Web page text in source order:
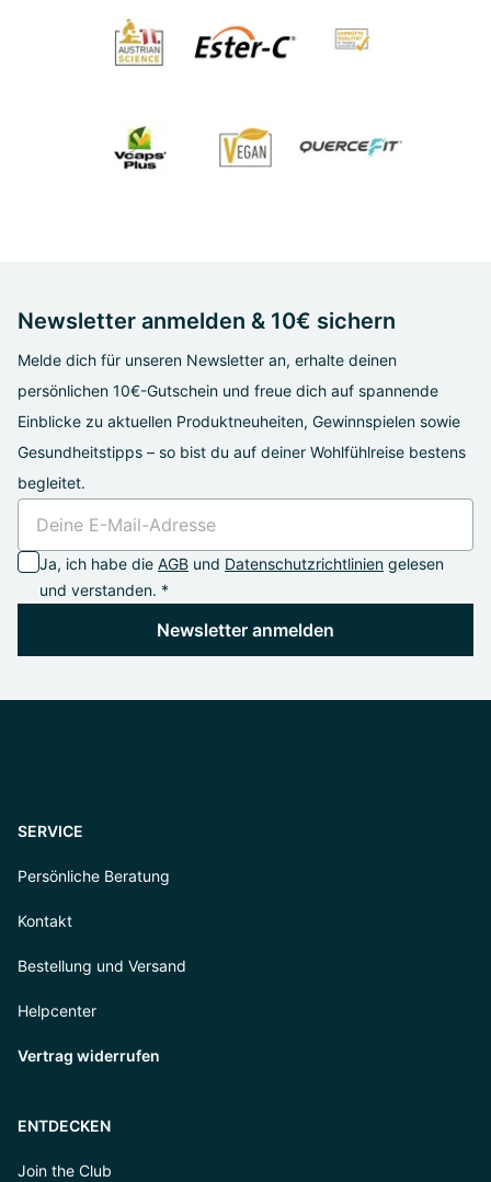
Newsletter anmelden & 10€ sichern
Melde dich für unseren Newsletter an, erhalte deinen
persönlichen 10€-Gutschein und freue dich auf spannende
Einblicke zu aktuellen Produktneuheiten, Gewinnspielen sowie
Gesundheitstipps – so bist du auf deiner Wohlfühlreise bestens
begleitet.
Ja, ich habe die AGB und Datenschutzrichtlinien gelesen
und verstanden. *
Newsletter anmelden
SERVICE
Persönliche Beratung
Kontakt
Bestellung und Versand
Helpcenter
Vertrag widerrufen
ENTDECKEN
Join the Club